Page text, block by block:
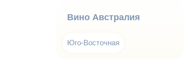
Вино Австралия
Юго-Восточная